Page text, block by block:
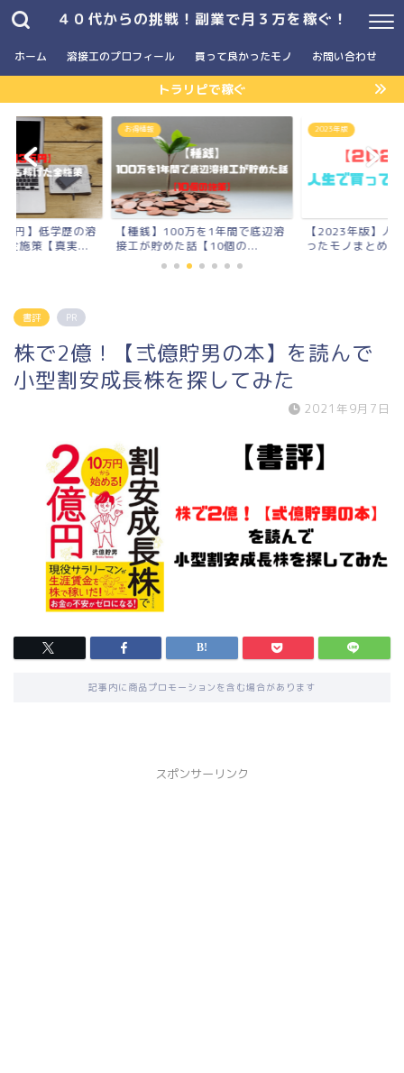
４０代からの挑戦！副業で月３万を稼ぐ！
ホーム 溶接工のプロフィール 買って良かったモノ お問い合わせ
トラリピで稼ぐ
円】低学歴の溶
全施策【真実...
お得情報
【種銭】100万を1年間で底辺溶
接工が貯めた話【10個の...
2023年版
【2023年版】人
ったモノまとめ
書評 PR
株で2億！【弍億貯男の本】を読んで
小型割安成長株を探してみた
2021年9月7日
記事内に商品プロモーションを含む場合があります
スポンサーリンク